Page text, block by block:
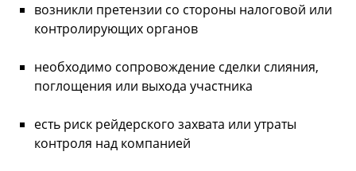
возникли претензии со стороны налоговой или
контролирующих органов
необходимо сопровождение сделки слияния,
поглощения или выхода участника
есть риск рейдерского захвата или утраты
контроля над компанией